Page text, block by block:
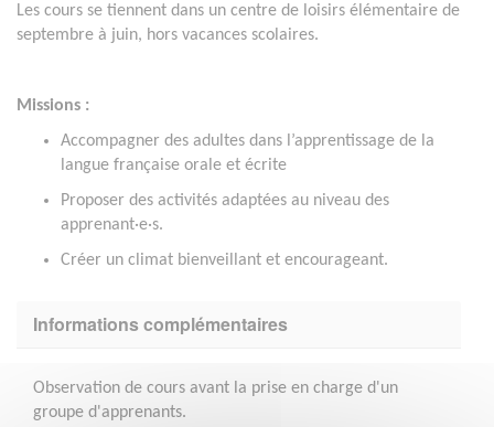
Les cours se tiennent dans un centre de loisirs élémentaire de
septembre à juin, hors vacances scolaires.
Missions :
Accompagner des adultes dans l’apprentissage de la
langue française orale et écrite
Proposer des activités adaptées au niveau des
apprenant·e·s.
Créer un climat bienveillant et encourageant.
Informations complémentaires
Observation de cours avant la prise en charge d'un
groupe d'apprenants.